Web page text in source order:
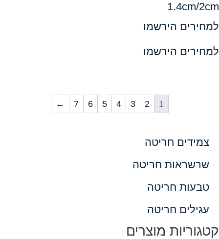
הירשמו
הירשמו
3
4
5
6
7
←
חריטה
חריטה
חריטה
חריטה
מוצרים